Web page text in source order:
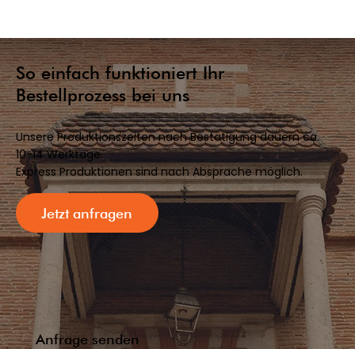
So einfach funktioniert Ihr
Bestellprozess bei uns
Unsere Produktionszeiten nach Bestätigung dauern ca.
10-14 Werktage.
Express Produktionen sind nach Absprache möglich.
Jetzt anfragen
Anfrage senden